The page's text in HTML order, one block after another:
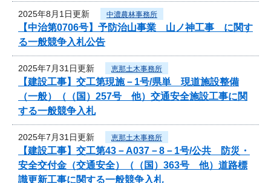
2025年8月1日更新 中濃農林事務所
【中治第0706号】予防治山事業 山ノ神工事 に関す
る一般競争入札公告
2025年7月31日更新 恵那土木事務所
【建設工事】交工第現施－1号/県単 現道施設整備
（一般）（（国）257号 他）交通安全施設工事に関
する一般競争入札
2025年7月31日更新 恵那土木事務所
【建設工事】交工第43－A037－8－1号/公共 防災・
安全交付金（交通安全）（（国）363号 他）道路標
識更新工事に関する一般競争入札